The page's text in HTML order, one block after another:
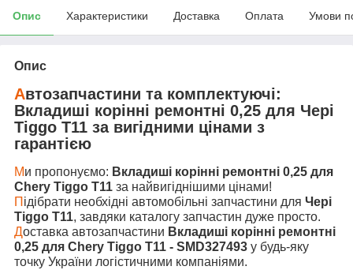
Опис Характеристики Доставка Оплата Умови
Опис
Автозапчастини та комплектуючі:
Вкладиші корінні ремонтні 0,25 для Чері
Tiggo T11 за вигідними цінами з
гарантією
Ми пропонуємо: Вкладиші корінні ремонтні 0,25 для
Chery Tiggo T11 за найвигіднішими цінами!
П ідібрати необхідні автомобільні запчастини для Чері
Tiggo T11, завдяки каталогу запчастин дуже просто.
Доставка автозапчастини Вкладиші корінні ремонтні
0,25 для Chery Tiggo T11 - SMD327493 у будь-яку
точку України логістичними компаніями.